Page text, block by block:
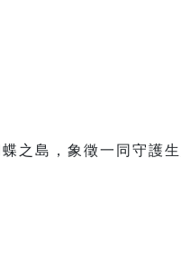
之島，象徵一同守護生